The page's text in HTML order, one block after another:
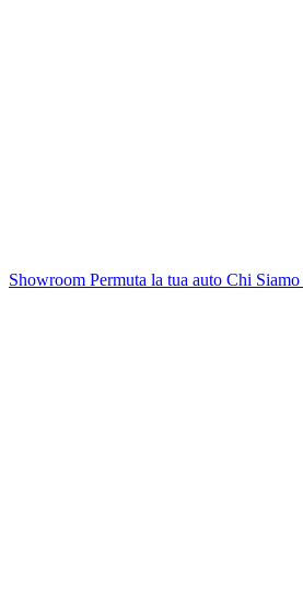
Showroom Permuta la tua auto Chi Siamo